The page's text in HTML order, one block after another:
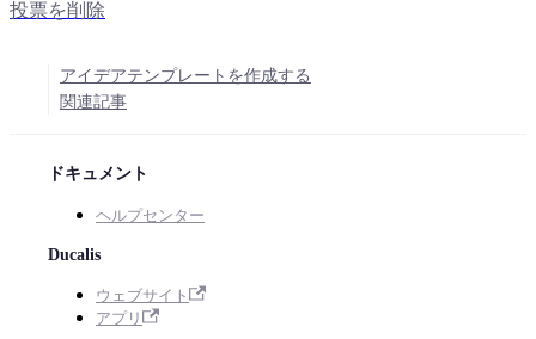
投票を削除
アイデアテンプレートを作成する
関連記事
ドキュメント
ヘルプセンター
Ducalis
ウェブサイト
アプリ